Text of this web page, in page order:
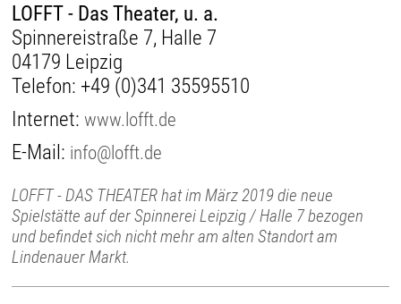
LOFFT - Das Theater, u. a.
Spinnereistraße 7, Halle 7
04179 Leipzig
Telefon: +49 (0)341 35595510
Internet:www.lofft.de
E-Mail: info@lofft.de
LOFFT - DAS THEATER hat im März 2019 die neue
Spielstätte auf der Spinnerei Leipzig / Halle 7 bezogen
und befindet sich nicht mehr am alten Standort am
Lindenauer Markt.